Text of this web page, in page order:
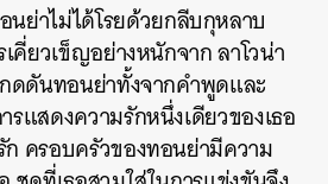
นย่าไม่ได้โรยด้วยกลีบกุหลาบ
เคี่ยวเข็ญอย่างหนักจาก ลาโวน่า
ดดันทอนย่าทั้งจากคำพูดและ
รแสดงความรักหนึ่งเดียวของเธอ
ครอบครัวของทอนย่ามีความ